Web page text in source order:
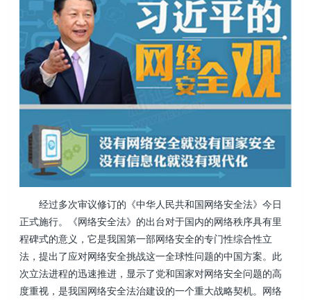
经过多次审议修订的《中华人民共和国网络安全法》今日
正式施行。《网络安全法》的出台对于国内的网络秩序具有里
程碑式的意义，它是我国第一部网络安全的专门性综合性立
法，提出了应对网络安全挑战这一全球性问题的中国方案。此
次立法进程的迅速推进，显示了党和国家对网络安全问题的高
度重视，是我国网络安全法治建设的一个重大战略契机。网络